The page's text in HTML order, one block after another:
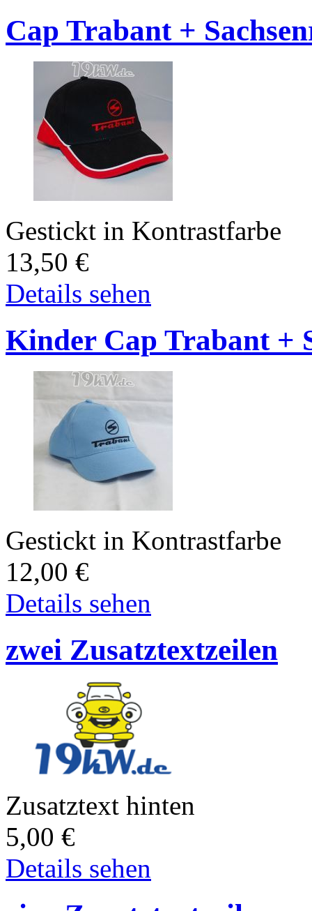
Cap Trabant +
Gestickt in Kontrastfarbe
13,50 €
Details sehen
Kinder Cap Trabant +
Gestickt in Kontrastfarbe
12,00 €
Details sehen
zwei Zusatztextzeilen
Zusatztext hinten
5,00 €
Details sehen